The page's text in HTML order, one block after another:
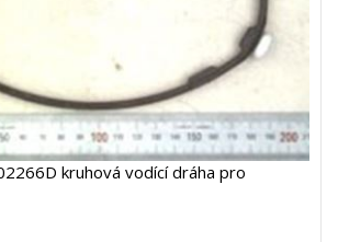
kruhová vodící dráha pro